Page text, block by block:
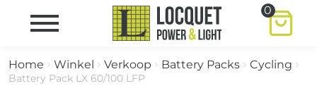
0
Home Winkel Verkoop Battery Packs Cycling
Battery Pack LX 60/100 LFP